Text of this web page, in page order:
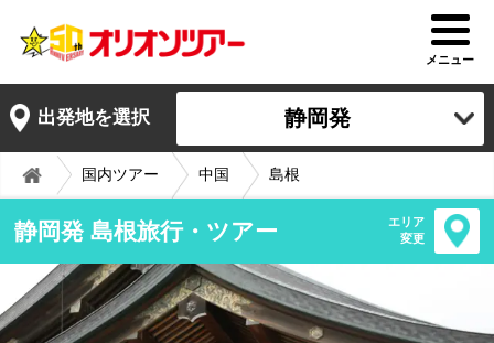
メニュー
出発地を選択 静岡発
国内ツアー 中国 島根
静岡発 島根旅行・ツアー
エリア
変更